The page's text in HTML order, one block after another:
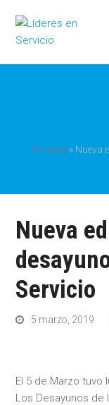
Portada » Nueva
Nueva
Servicio
5 marzo, 2019
El 5 de Marzo tuvo
Los Desayunos